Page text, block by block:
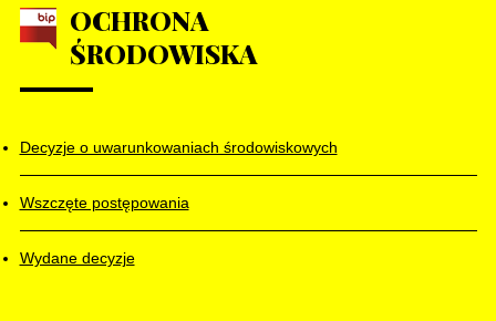
OCHRONA
ŚRODOWISKA
Decyzje o uwarunkowaniach środowiskowych
Wszczęte postępowania
Wydane decyzje